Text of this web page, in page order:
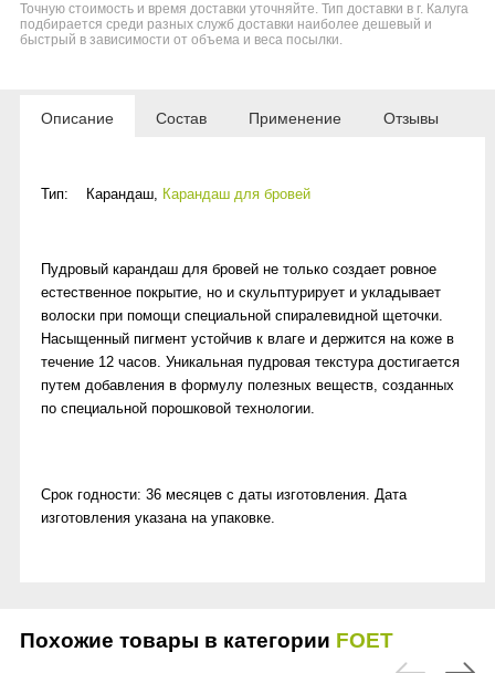
Точную стоимость и время доставки уточняйте. Тип доставки в г. Калуга
подбирается среди разных служб доставки наиболее дешевый и
быстрый в зависимости от объема и веса посылки.
Описание Состав Применение Отзывы
Тип: Карандаш, Карандаш для бровей
Пудровый карандаш для бровей не только создает ровное
естественное покрытие, но и скульптурирует и укладывает
волоски при помощи специальной спиралевидной щеточки.
Насыщенный пигмент устойчив к влаге и держится на коже в
течение 12 часов. Уникальная пудровая текстура достигается
путем добавления в формулу полезных веществ, созданных
по специальной порошковой технологии.
Срок годности: 36 месяцев с даты изготовления. Дата
изготовления указана на упаковке.
Похожие товары в категории FOET